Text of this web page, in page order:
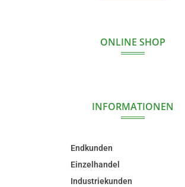
ONLINE SHOP
INFORMATIONEN
Endkunden
Einzelhandel
Industriekunden